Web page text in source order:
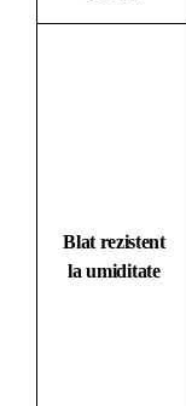
Blat rezistent
la umiditate